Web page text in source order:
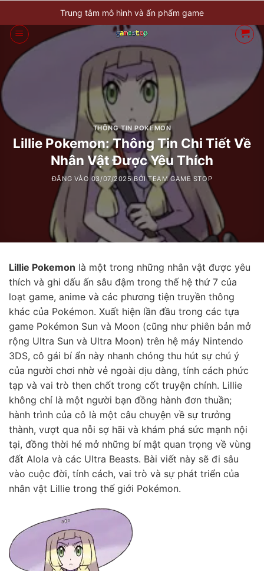
qua
nội
Trung tâm mô hình và ấn phẩm game
THÔNG TIN POKEMON
Lillie Pokemon: Thông Tin Chi Tiết Về
Nhân Vật Được Yêu Thích
ĐĂNG VÀO 03/07/2025 BỞITEAM GAME STOP
Lillie Pokemon là một trong những nhân vật được yêu
thích và ghi dấu ấn sâu đậm trong thế hệ thứ 7 của
loạt game, anime và các phương tiện truyền thông
khác của Pokémon. Xuất hiện lần đầu trong các tựa
game Pokémon Sun và Moon (cũng như phiên bản mở
rộng Ultra Sun và Ultra Moon) trên hệ máy Nintendo
3DS, cô gái bí ẩn này nhanh chóng thu hút sự chú ý
của người chơi nhờ vẻ ngoài dịu dàng, tính cách phức
tạp và vai trò then chốt trong cốt truyện chính. Lillie
không chỉ là một người bạn đồng hành đơn thuần;
hành trình của cô là một câu chuyện về sự trưởng
thành, vượt qua nỗi sợ hãi và khám phá sức mạnh nội
tại, đồng thời hé mở những bí mật quan trọng về vùng
đất Alola và các Ultra Beasts. Bài viết này sẽ đi sâu
vào cuộc đời, tính cách, vai trò và sự phát triển của
nhân vật Lillie trong thế giới Pokémon.